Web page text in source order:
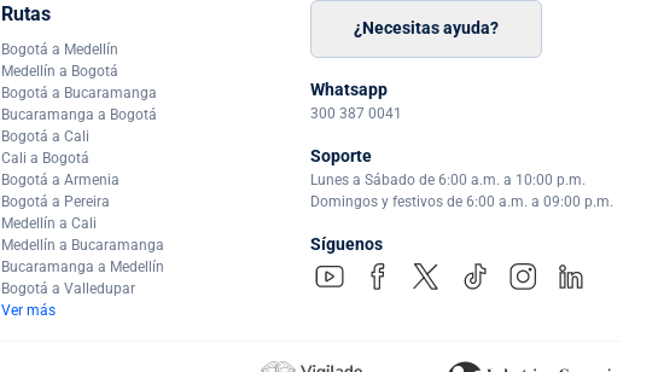
Rutas
Bogotá a Medellín
Medellín a Bogotá
Bogotá a Bucaramanga
Bucaramanga a Bogotá
Bogotá a Cali
Cali a Bogotá
Bogotá a Armenia
Bogotá a Pereira
Medellín a Cali
Medellín a Bucaramanga
Bucaramanga a Medellín
Bogotá a Valledupar
Ver más
¿Necesitas ayuda?
Whatsapp
300 387 0041
Soporte
Lunes a Sábado de 6:00 a.m. a 10:00 p.m.
Domingos y festivos de 6:00 a.m. a 09:00 p.m.
Síguenos